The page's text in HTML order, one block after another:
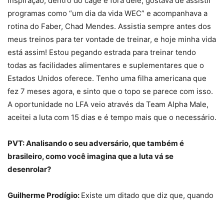
programas como “um dia da vida WEC” e acompanhava a
rotina do Faber, Chad Mendes. Assistia sempre antes dos
meus treinos para ter vontade de treinar, e hoje minha vida
está assim! Estou pegando estrada para treinar tendo
todas as facilidades alimentares e suplementares que o
Estados Unidos oferece. Tenho uma filha americana que
fez 7 meses agora, e sinto que o topo se parece com isso.
A oportunidade no LFA veio através da Team Alpha Male,
aceitei a luta com 15 dias e é tempo mais que o necessário.
PVT: Analisando o seu adversário, que também é
brasileiro, como você imagina que a luta vá se
desenrolar?
Guilherme Prodígio: Existe um ditado que diz que, quando